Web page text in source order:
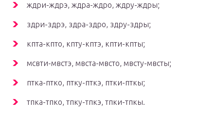
ждри-ждрэ, ждра-ждро, ждру-ждры;
здри-здрэ, здра-здро, здру-здры;
кпта-кпто, кпту-кптэ, кпти-кпты;
мсвти-мвстэ, мвста-мвсто, мвсту-мвсты;
птка-птко, птку-пткэ, птки-пткы;
тпка-тпко, тпку-тпкэ, тпки-тпкы.